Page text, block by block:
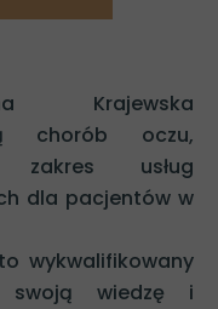
Krajewska
chorób oczu,
usług
dla pacjentów w
wykwalifikowany
swoją wiedzę i